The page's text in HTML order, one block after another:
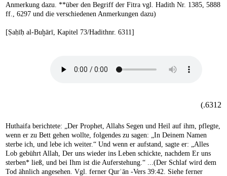
Anmerkung dazu. **über den Begriff der Fitra vgl. Hadith Nr. 1385, 5888
ff., 6297 und die verschiedenen Anmerkungen dazu)
[Ṣaḥīḥ al-Buḫārī, Kapitel 73/Hadithnr. 6311]
6312.)
Huthaifa berichtete: „Der Prophet, Allahs Segen und Heil auf ihm, pflegte,
wenn er zu Bett gehen wollte, folgendes zu sagen: „In Deinem Namen
sterbe ich, und lebe ich weiter.“ Und wenn er aufstand, sagte er: „Alles
Lob gebührt Allah, Der uns wieder ins Leben schickte, nachdem Er uns
sterben* ließ, und bei Ihm ist die Auferstehung.“ ...(Der Schlaf wird dem
Tod ähnlich angesehen. Vgl. ferner Qurʾān -Vers 39:42. Siehe ferner